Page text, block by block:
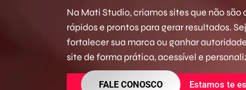
Na Mati Studio, criamos sites que não
rápidos e prontos para gerar resultados.
fortalecer sua marca ou ganhar
site de forma prática, acessível e
FALE CONOSCO Estamos te